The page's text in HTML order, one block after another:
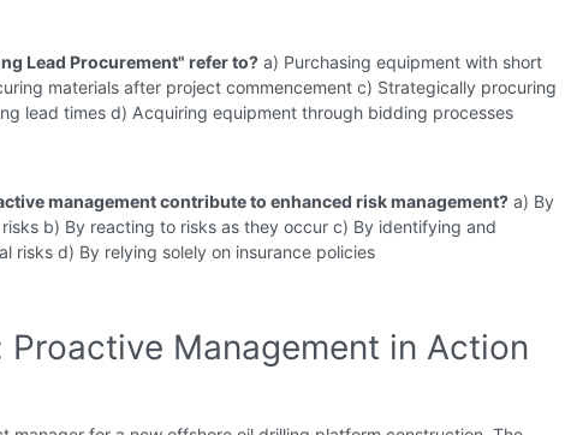
Lead Procurement" refer to? a) Purchasing equipment with short
materials after project commencement c) Strategically procuring
lead times d) Acquiring equipment through bidding processes
management contribute to enhanced risk management? a) By
b) By reacting to risks as they occur c) By identifying and
risks d) By relying solely on insurance policies
Proactive Management in Action